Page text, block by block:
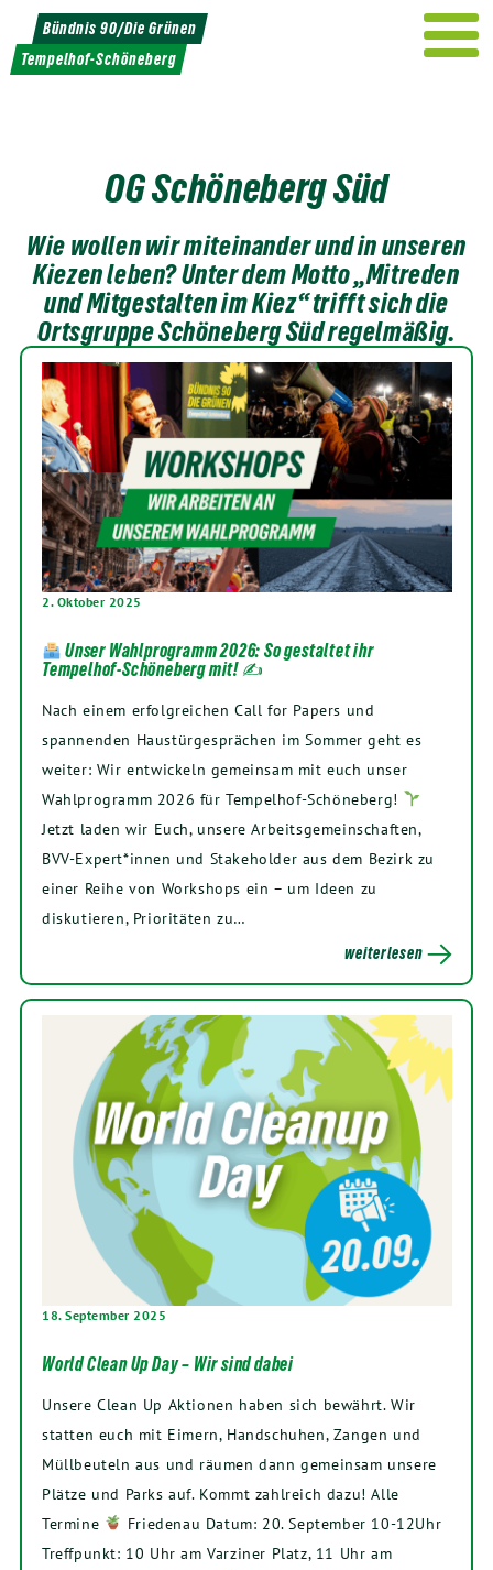
Weiter
zum
Inhalt
Bündnis 90/Die Grünen
Tempelhof-Schöneberg
OG Schöneberg Süd
Wie wollen wir miteinander und in unseren
Kiezen leben? Unter dem Motto „Mitreden
und Mitgestalten im Kiez“ trifft sich die
Ortsgruppe Schöneberg Süd regelmäßig.
2. Oktober 2025
Unser Wahlprogramm 2026: So gestaltet ihr
Tempelhof-Schöneberg mit! ✍
Nach einem erfolgreichen Call for Papers und
spannenden Haustürgesprächen im Sommer geht es
weiter: Wir entwickeln gemeinsam mit euch unser
Wahlprogramm 2026 für Tempelhof-Schöneberg!
Jetzt laden wir Euch, unsere Arbeitsgemeinschaften,
BVV-Expert*innen und Stakeholder aus dem Bezirk zu
einer Reihe von Workshops ein – um Ideen zu
diskutieren, Prioritäten zu…
weiterlesen
18. September 2025
World Clean Up Day – Wir sind dabei
Unsere Clean Up Aktionen haben sich bewährt. Wir
statten euch mit Eimern, Handschuhen, Zangen und
Müllbeuteln aus und räumen dann gemeinsam unsere
Plätze und Parks auf. Kommt zahlreich dazu! Alle
Termine
Friedenau Datum: 20. September 10-12Uhr
Treffpunkt: 10 Uhr am Varziner Platz, 11 Uhr am